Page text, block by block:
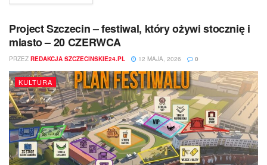
Project Szczecin – festiwal, który ożywi stocznię i
miasto – 20 CZERWCA
PRZEZ REDAKCJA SZCZECINSKIE24.PL 12 MAJA, 2026 0
KULTURA